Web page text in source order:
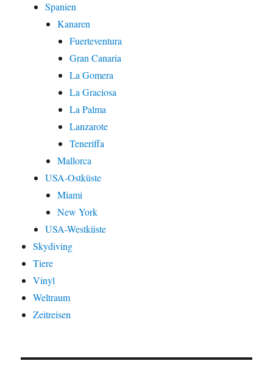
Spanien
Kanaren
Fuerteventura
Gran Canaria
La Gomera
La Graciosa
La Palma
Lanzarote
Teneriffa
Mallorca
USA-Ostküste
Miami
New York
USA-Westküste
Skydiving
Tiere
Vinyl
Weltraum
Zeitreisen